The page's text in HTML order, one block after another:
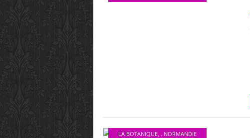
LA BOTANIQUE, . NORMANDIE